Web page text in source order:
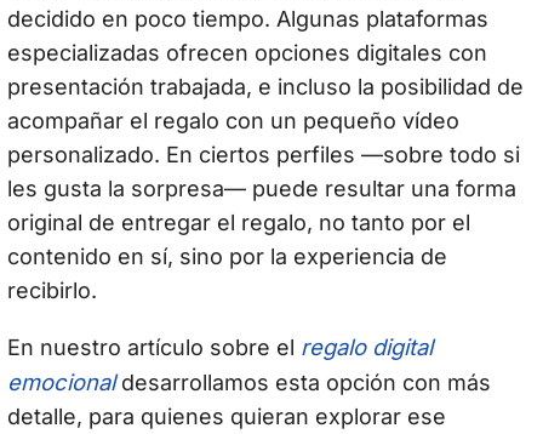
decidido en poco tiempo. Algunas plataformas
especializadas ofrecen opciones digitales con
presentación trabajada, e incluso la posibilidad de
acompañar el regalo con un pequeño vídeo
personalizado. En ciertos perfiles —sobre todo si
les gusta la sorpresa— puede resultar una forma
original de entregar el regalo, no tanto por el
contenido en sí, sino por la experiencia de
recibirlo.
En nuestro artículo sobre el regalo digital
emocionaldesarrollamos esta opción con más
detalle, para quienes quieran explorar ese